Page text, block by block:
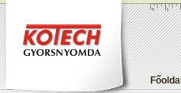
Főoldal